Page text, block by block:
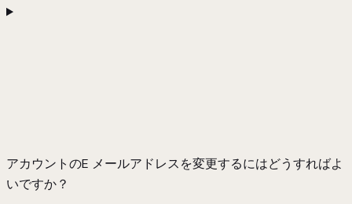
アカウントのE メールアドレスを変更するにはどうすればよ
いですか？